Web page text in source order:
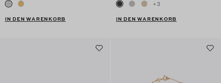
IN DEN WARENKORB
+3
IN DEN WARENKORB